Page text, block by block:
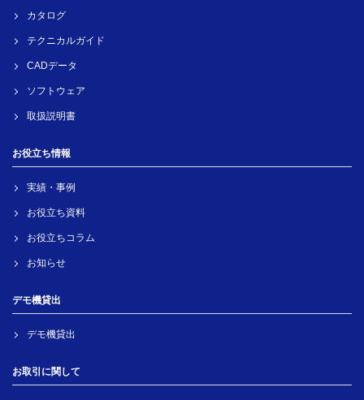
カタログ
テクニカルガイド
CADデータ
ソフトウェア
取扱説明書
お役立ち情報
実績・事例
お役立ち資料
お役立ちコラム
お知らせ
デモ機貸出
デモ機貸出
お取引に関して